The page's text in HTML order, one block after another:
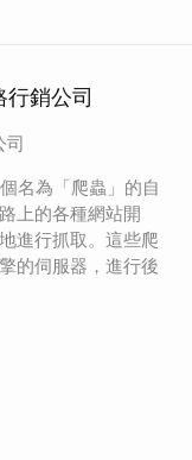
銷公司
司
名為「爬蟲」的自
上的各種網站開
進行抓取。這些爬
的伺服器，進行後